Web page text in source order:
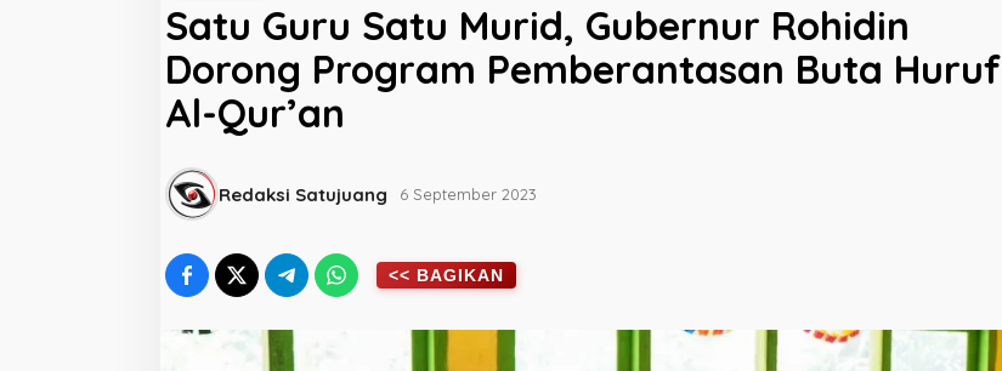
Satu Guru Satu Murid, Gubernur Rohidin
Dorong Program Pemberantasan Buta Huruf
Al-Qur’an
Redaksi Satujuang 6 September 2023